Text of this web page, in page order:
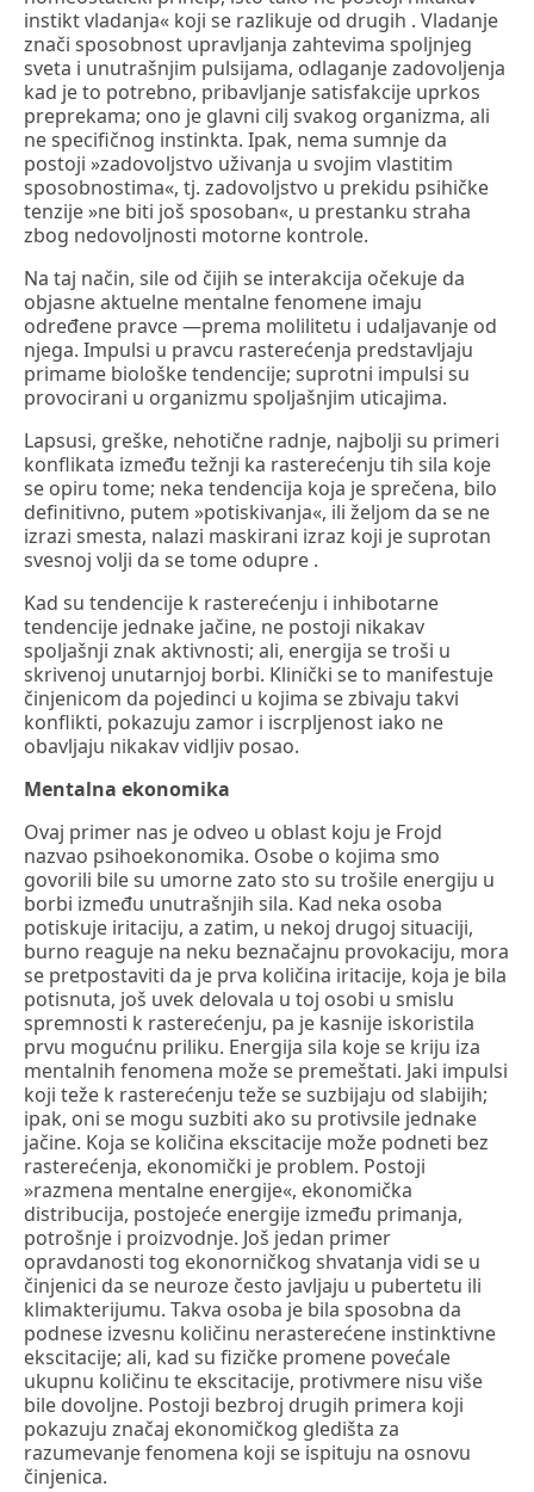
instikt vladanja« koji se razlikuje od drugih . Vladanje
znači sposobnost upravljanja zahtevima spoljnjeg
sveta i unutrašnjim pulsijama, odlaganje zadovoljenja
kad je to potrebno, pribavljanje satisfakcije uprkos
preprekama; ono je glavni cilj svakog organizma, ali
ne specifičnog instinkta. Ipak, nema sumnje da
postoji »zadovoljstvo uživanja u svojim vlastitim
sposobnostima«, tj. zadovoljstvo u prekidu psihičke
tenzije »ne biti još sposoban«, u prestanku straha
zbog nedovoljnosti motorne kontrole.
Na taj način, sile od čijih se interakcija očekuje da
objasne aktuelne mentalne fenomene imaju
određene pravce —prema molilitetu i udaljavanje od
njega. Impulsi u pravcu rasterećenja predstavljaju
primame biološke tendencije; suprotni impulsi su
provocirani u organizmu spoljašnjim uticajima.
Lapsusi, greške, nehotične radnje, najbolji su primeri
konflikata između težnji ka rasterećenju tih sila koje
se opiru tome; neka tendencija koja je sprečena, bilo
definitivno, putem »potiskivanja«, ili željom da se ne
izrazi smesta, nalazi maskirani izraz koji je suprotan
svesnoj volji da se tome odupre .
Kad su tendencije k rasterećenju i inhibotarne
tendencije jednake jačine, ne postoji nikakav
spoljašnji znak aktivnosti; ali, energija se troši u
skrivenoj unutarnjoj borbi. Klinički se to manifestuje
činjenicom da pojedinci u kojima se zbivaju takvi
konflikti, pokazuju zamor i iscrpljenost iako ne
obavljaju nikakav vidljiv posao.
Mentalna ekonomika
Ovaj primer nas je odveo u oblast koju je Frojd
nazvao psihoekonomika. Osobe o kojima smo
govorili bile su umorne zato sto su trošile energiju u
borbi između unutrašnjih sila. Kad neka osoba
potiskuje iritaciju, a zatim, u nekoj drugoj situaciji,
burno reaguje na neku beznačajnu provokaciju, mora
se pretpostaviti da je prva količina iritacije, koja je bila
potisnuta, još uvek delovala u toj osobi u smislu
spremnosti k rasterećenju, pa je kasnije iskoristila
prvu mogućnu priliku. Energija sila koje se kriju iza
mentalnih fenomena može se premeštati. Jaki impulsi
koji teže k rasterećenju teže se suzbijaju od slabijih;
ipak, oni se mogu suzbiti ako su protivsile jednake
jačine. Koja se količina ekscitacije može podneti bez
rasterećenja, ekonomički je problem. Postoji
»razmena mentalne energije«, ekonomička
distribucija, postojeće energije između primanja,
potrošnje i proizvodnje. Još jedan primer
opravdanosti tog ekonorničkog shvatanja vidi se u
činjenici da se neuroze često javljaju u pubertetu ili
klimakterijumu. Takva osoba je bila sposobna da
podnese izvesnu količinu nerasterećene instinktivne
ekscitacije; ali, kad su fizičke promene povećale
ukupnu količinu te ekscitacije, protivmere nisu više
bile dovoljne. Postoji bezbroj drugih primera koji
pokazuju značaj ekonomičkog gledišta za
razumevanje fenomena koji se ispituju na osnovu
činjenica.